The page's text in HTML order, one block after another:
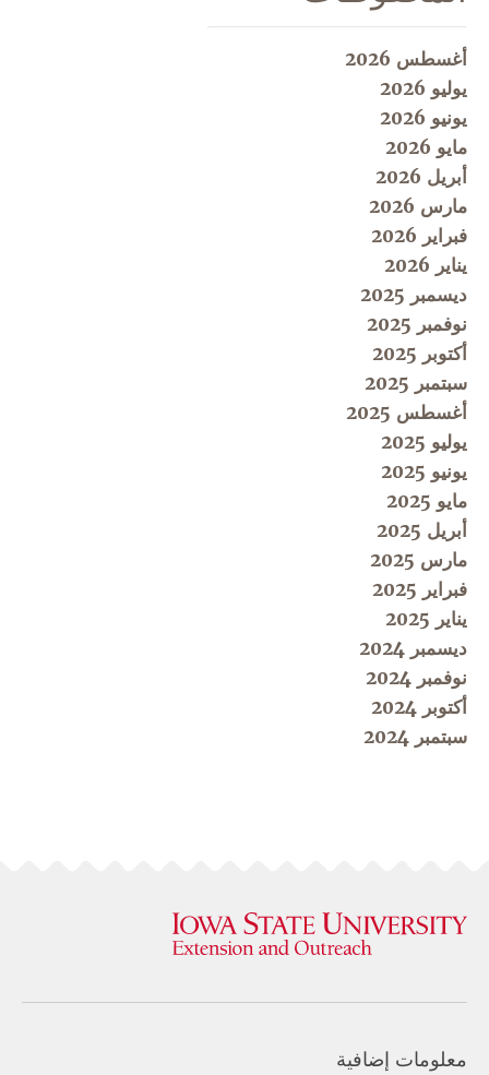
أغسطس 2026
يوليو 2026
يونيو 2026
مايو 2026
أبريل 2026
مارس 2026
فبراير 2026
يناير 2026
ديسمبر 2025
نوفمبر 2025
أكتوبر 2025
سبتمبر 2025
أغسطس 2025
يوليو 2025
يونيو 2025
مايو 2025
أبريل 2025
مارس 2025
فبراير 2025
يناير 2025
ديسمبر 2024
نوفمبر 2024
أكتوبر 2024
سبتمبر 2024
معلومات إضافية